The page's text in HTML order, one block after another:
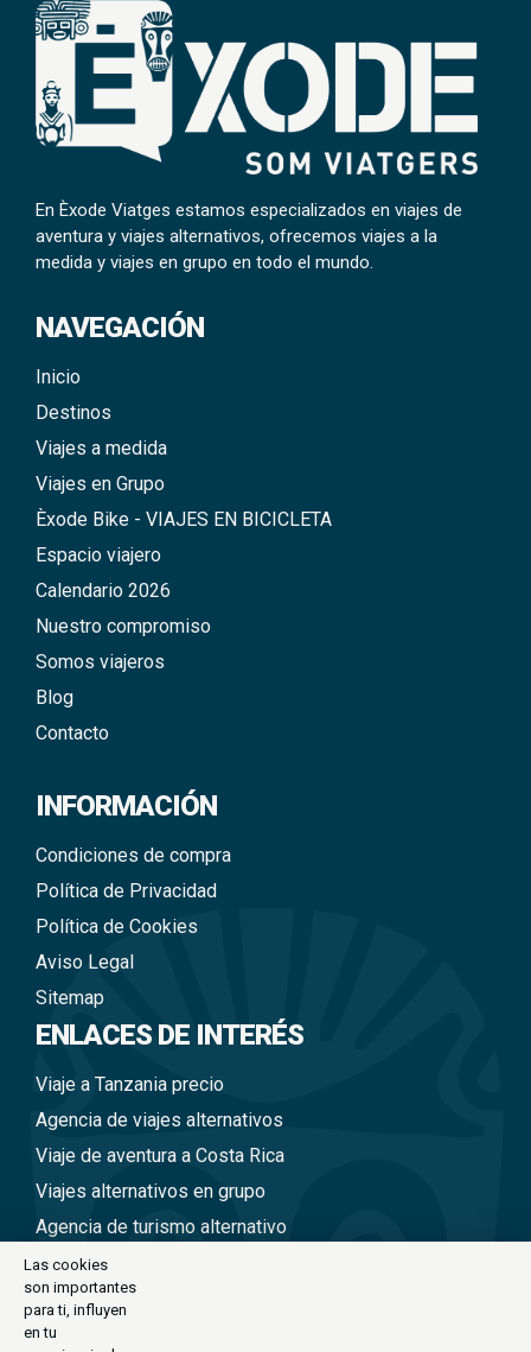
En Èxode Viatges estamos especializados en viajes de
aventura y viajes alternativos, ofrecemos viajes a la
medida y viajes en grupo en todo el mundo.
NAVEGACIÓN
Inicio
Destinos
Viajes a medida
Viajes en Grupo
Èxode Bike - VIAJES EN BICICLETA
Espacio viajero
Calendario 2026
Nuestro compromiso
Somos viajeros
Blog
Contacto
INFORMACIÓN
Condiciones de compra
Política de Privacidad
Política de Cookies
Aviso Legal
Sitemap
ENLACES DE INTERÉS
Viaje a Tanzania precio
Agencia de viajes alternativos
Viaje de aventura a Costa Rica
Viajes alternativos en grupo
Agencia de turismo alternativo
Viajes a Nepal en grupo
Viaje alternativo a Tailandia
Viajes alternativos a Perú
Las cookies
son importantes
para ti, influyen
en tu